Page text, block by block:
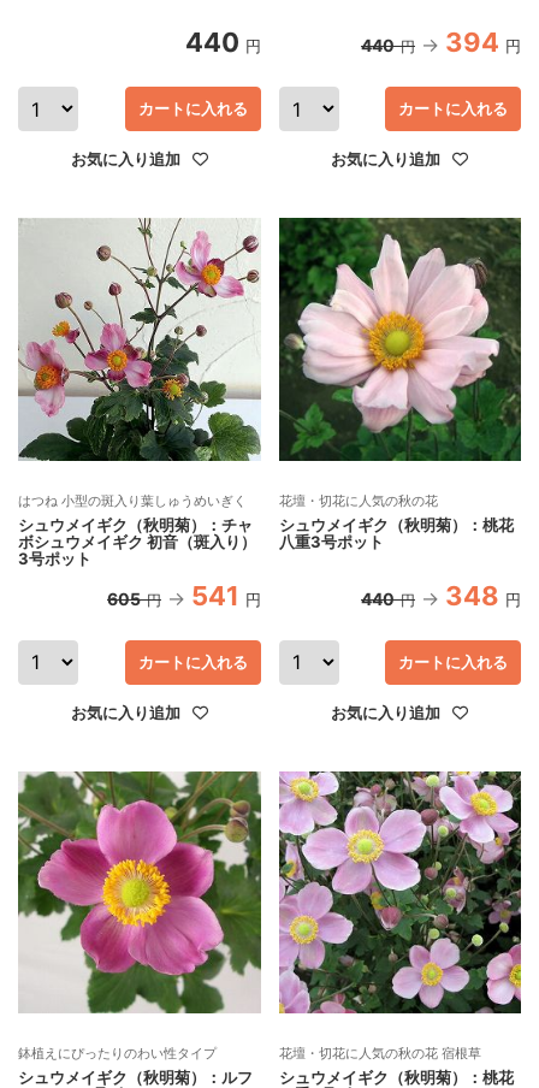
440 円
お気に入り追加
カートに入れる
440 円 394 円
お気に入り追加
カートに入れる
はつね 小型の斑入り葉しゅうめいぎく
シュウメイギク（秋明菊）：チャ
ボシュウメイギク 初音（斑入り）
3号ポット
605 円 541 円
お気に入り追加
カートに入れる
花壇・切花に人気の秋の花
シュウメイギク（秋明菊）：桃花
八重3号ポット
440 円 348 円
お気に入り追加
カートに入れる
鉢植えにぴったりのわい性タイプ
シュウメイギク（秋明菊）：ルフ
花壇・切花に人気の秋の花 宿根草
シュウメイギク（秋明菊）：桃花